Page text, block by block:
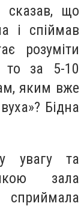
сказав, що
і спіймав
розуміти
то за 5-10
яким вже
Бідна
увагу та
зала